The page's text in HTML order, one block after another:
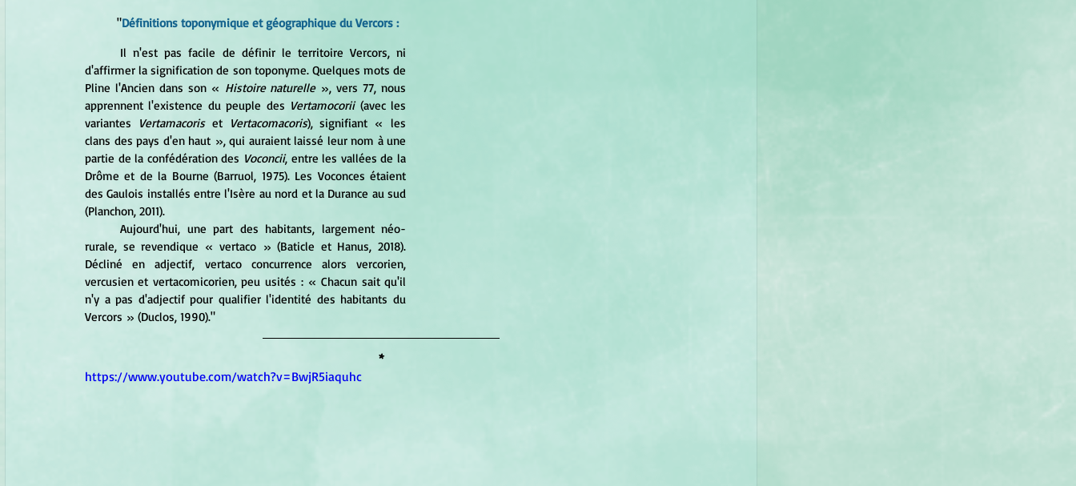
	"
Définitions toponymique et géographique du Vercors :
Il n'est pas facile de définir le territoire Vercors, ni
d'affirmer la signification de son toponyme. Quelques mots de
Pline l'Ancien dans son « Histoire naturelle », vers 77, nous
apprennent l'existence du peuple des Vertamocorii (avec les
variantes
Vertamacoris et Vertacomacoris), signifiant « les
clans des pays d'en haut », qui auraient laissé leur nom à une
partie de la confédération des Voconcii, entre les vallées de la
Drôme et de la Bourne (Barruol, 1975). Les Voconces étaient
des Gaulois installés entre l'Isère au nord et la Durance au sud
(Planchon, 2011).
	Aujourd'hui, une part des habitants, largement néo-
rurale, se revendique « vertaco » (Baticle et Hanus, 2018).
Décliné en adjectif, vertaco concurrence alors vercorien,
vercusien et vertacomicorien, peu usités : « Chacun sait qu'il
n'y a pas d'adjectif pour qualifier l'identité des habitants du
Vercors » (Duclos, 1990)."
*
https://www.youtube.com/watch?v=BwjR5iaquhc